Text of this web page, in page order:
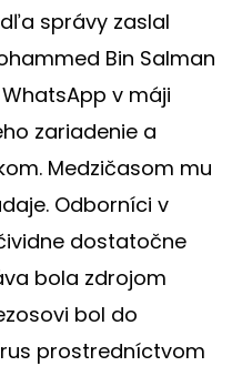
správy zaslal
Bin Salman
v máji
zariadenie a
Medzičasom mu
Odborníci v
dostatočne
bola zdrojom
bol do
prostredníctvom